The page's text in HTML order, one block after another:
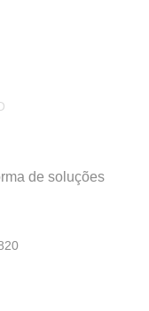
de soluções